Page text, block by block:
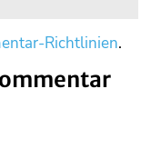
Richtlinien.